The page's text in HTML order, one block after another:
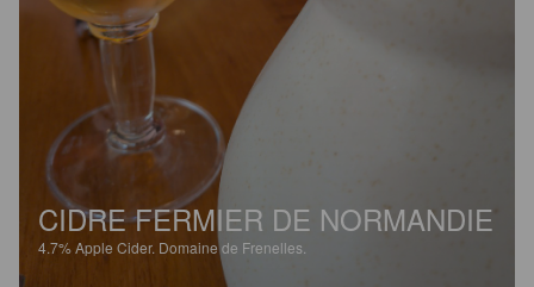
CIDRE FERMIER DE NORMANDIE
4.7%Apple Cider. Domaine de Frenelles.